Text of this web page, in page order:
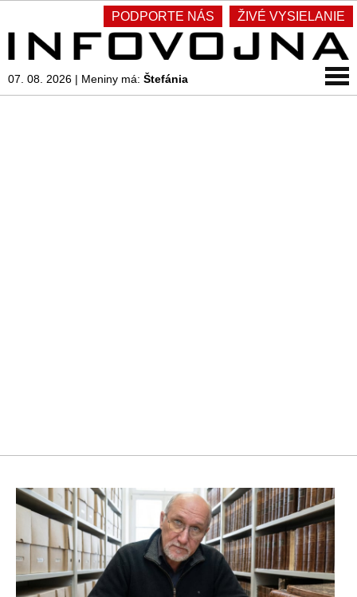
PODPORTE NÁS ŽIVÉ VYSIELANIE
07. 08. 2026 | Meniny má: Štefánia